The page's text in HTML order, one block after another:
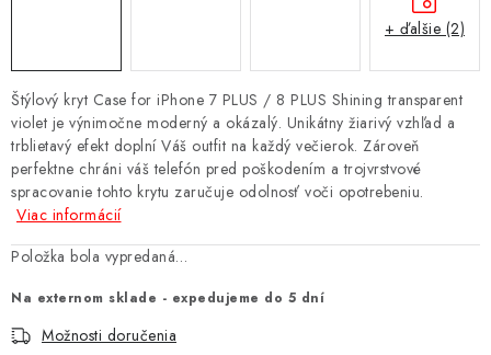
PRÍSLUŠENSTVO K NOTEBOOKOM A PC
BATÉRIE VARTA
MULTIMÉDIÁ
OSTATNÉ PRÍSLUŠENSTVO
Štýlový kryt Case for iPhone 7 PLUS / 8 PLUS Shining transparent
violet je výnimočne moderný a okázalý. Unikátny žiarivý vzhľad a
trblietavý efekt doplní Váš outfit na každý večierok. Zároveň
perfektne chráni váš telefón pred poškodením a trojvrstvové
spracovanie tohto krytu zaručuje odolnosť voči opotrebeniu.
Viac informácií
Položka bola vypredaná…
Na externom sklade - expedujeme do 5 dní
Možnosti doručenia
+ ďalšie (2)